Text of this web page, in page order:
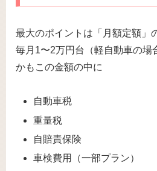
最大のポイントは「月額定額」
毎月1〜2万円台（軽自動車の場
かもこの金額の中に
自動車税
重量税
自賠責保険
車検費用（一部プラン）